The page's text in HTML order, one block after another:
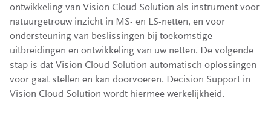
ontwikkeling van Vision Cloud Solution als instrument voor
natuurgetrouw inzicht in MS- en LS-netten, en voor
ondersteuning van beslissingen bij toekomstige
uitbreidingen en ontwikkeling van uw netten. De volgende
stap is dat Vision Cloud Solution automatisch oplossingen
voor gaat stellen en kan doorvoeren. Decision Support in
Vision Cloud Solution wordt hiermee werkelijkheid.